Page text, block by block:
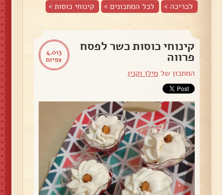
לכריכה > לכל המתכונים > קינוחי כוסות>
4,013
צפיות
קינוחי כוסות כשר לפסח
פרווה
המתכון שלמילן וקנין